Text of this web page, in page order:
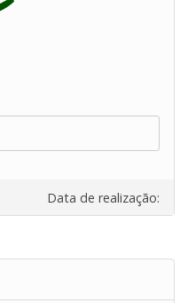
Data de realização: